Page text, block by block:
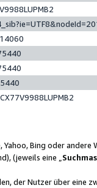
Bing oder
(jeweils eine „
der Nutzer über eine